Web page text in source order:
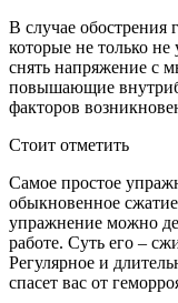
В случае
которые не только не
снять напряжение с
повышающие
факторов
Стоит отметить
Самое простое
обыкновенное
упражнение можно
работе. Суть его –
Регулярное и
спасет вас от